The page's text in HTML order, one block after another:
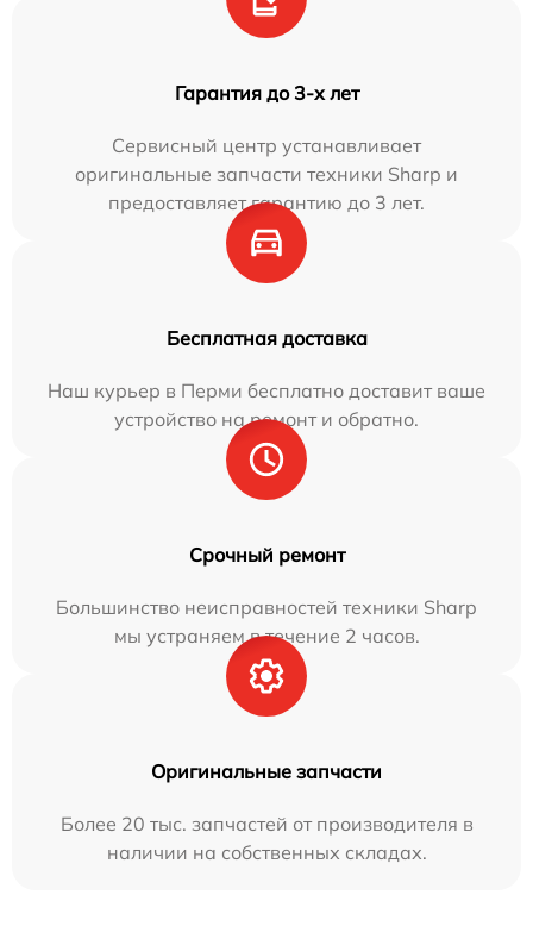
Гарантия до 3-х лет
Сервисный центр устанавливает
оригинальные запчасти техники Sharp и
предоставляет гарантию до 3 лет.
Бесплатная доставка
Наш курьер в Перми бесплатно доставит ваше
устройство на ремонт и обратно.
Срочный ремонт
Большинство неисправностей техники Sharp
мы устраняем в течение 2 часов.
Оригинальные запчасти
Более 20 тыс. запчастей от производителя в
наличии на собственных складах.